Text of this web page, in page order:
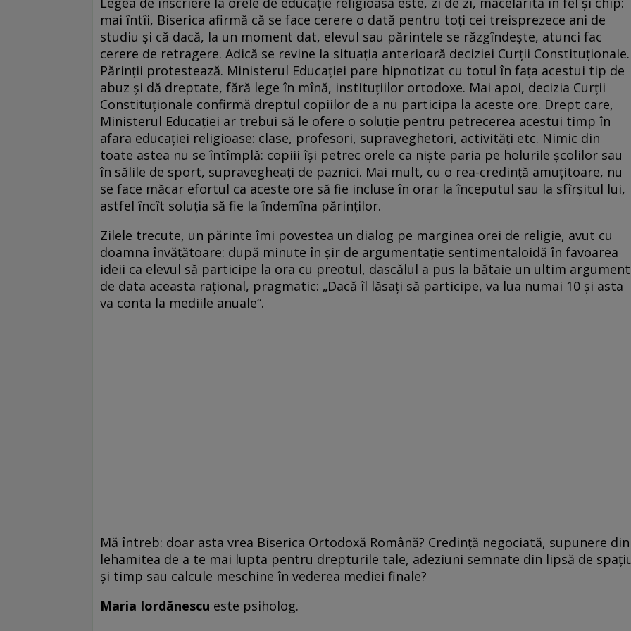
mai întîi, Biserica afirmă că se face cerere o dată pentru toţi cei treisprezece ani de
studiu şi că dacă, la un moment dat, elevul sau părintele se răzgîndeşte, atunci fac
cerere de retragere. Adică se revine la situaţia anterioară deciziei Curţii Constituţionale.
Părinţii protestează. Ministerul Educaţiei pare hipnotizat cu totul în faţa acestui tip de
abuz şi dă dreptate, fără lege în mînă, instituţiilor ortodoxe. Mai apoi, decizia Curţii
Constituţionale confirmă dreptul copiilor de a nu participa la aceste ore. Drept care,
Ministerul Educaţiei ar trebui să le ofere o soluţie pentru petrecerea acestui timp în
afara educaţiei religioase: clase, profesori, supraveghetori, activităţi etc. Nimic din
toate astea nu se întîmplă: copiii îşi petrec orele ca nişte paria pe holurile şcolilor sau
în sălile de sport, supravegheaţi de paznici. Mai mult, cu o rea-credinţă amuţitoare, nu
se face măcar efortul ca aceste ore să fie incluse în orar la începutul sau la sfîrşitul lui,
astfel încît soluţia să fie la îndemîna părinţilor.
Zilele trecute, un părinte îmi povestea un dialog pe marginea orei de religie, avut cu
doamna învăţătoare: după minute în şir de argumentaţie sentimentaloidă în favoarea
ideii ca elevul să participe la ora cu preotul, dascălul a pus la bătaie un ultim
de data aceasta raţional, pragmatic: „Dacă îl lăsaţi să participe, va lua numai 10 şi asta
va conta la mediile anuale“.
Mă întreb: doar asta vrea Biserica Ortodoxă Română? Credinţă negociată, supunere din
lehamitea de a te mai lupta pentru drepturile tale, adeziuni semnate din lipsă de
şi timp sau calcule meschine în vederea mediei finale?
Maria Iordănescu este psiholog.